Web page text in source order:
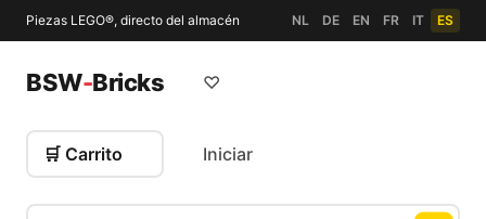
Piezas LEGO®, directo del almacén NL DE EN FR IT ES
BSW-Bricks ♡
🛒 Carrito Iniciar